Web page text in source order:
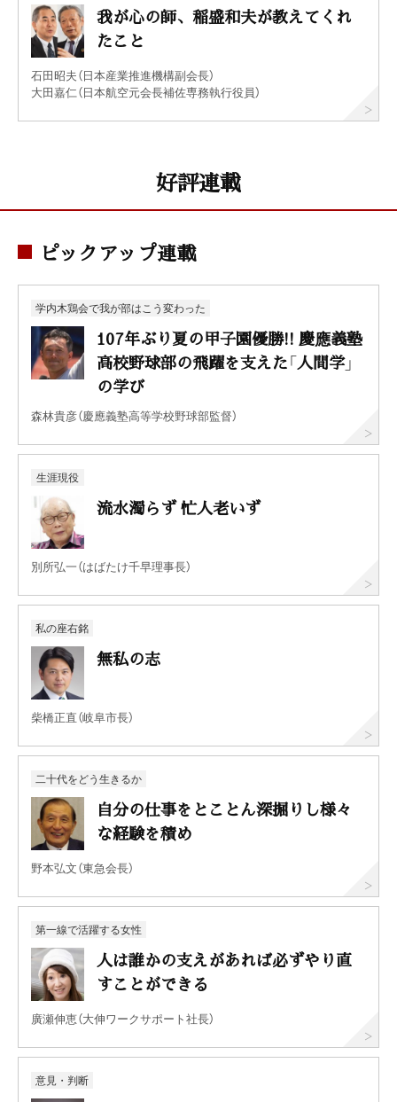
我が心の師、稲盛和夫が教えてくれ
たこと
石田昭夫（日本産業推進機構副会長）
大田嘉仁（日本航空元会長補佐専務執行役員）
好評連載
ピックアップ連載
学内木鶏会で我が部はこう変わった
107年ぶり夏の甲子園優勝!! 慶應義塾
高校野球部の飛躍を支えた「人間学」
の学び
森林貴彦（慶應義塾高等学校野球部監督）
生涯現役
流水濁らず 忙人老いず
別所弘一（はばたけ千早理事長）
私の座右銘
無私の志
柴橋正直（岐阜市長）
二十代をどう生きるか
自分の仕事をとことん深掘りし様々
な経験を積め
野本弘文（東急会長）
第一線で活躍する女性
人は誰かの支えがあれば必ずやり直
すことができる
廣瀬伸恵（大伸ワークサポート社長）
意見・判断